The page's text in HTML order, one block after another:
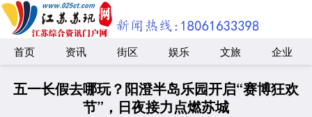
首页 资讯 街区 娱乐 文旅 企业
五一长假去哪玩？阳澄半岛乐园开启“赛博狂欢
节”，日夜接力点燃苏城